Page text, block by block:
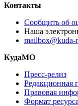
Контакты
Сообщить об
Наша
mailbox@kuda-
КудаМО
Пресс-релиз
Редакционная
Правовая
Формат ресурса